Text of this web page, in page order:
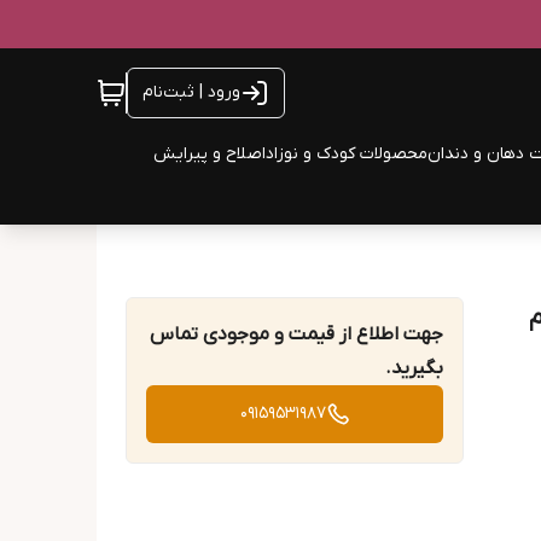
ورود | ثبت‌نام
دهان و دندانمحصولات کودک و نوزاداصلاح و پیرایش
جهت اطلاع از قیمت و موجودی تماس
بگیرید.
09159531987